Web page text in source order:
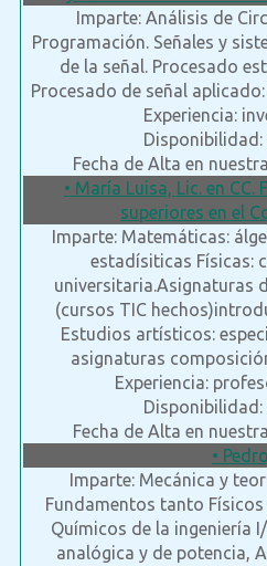
Imparte: Análisis de
Programación. Señales y
de la señal. Procesado
Procesado de señal
Experiencia:
Fecha de Alta en
• María Luisa, Lic. en
superiores en el
Imparte: Matemáticas:
estadísiticas Físicas:
universitaria.Asignaturas
(cursos TIC
Estudios artísticos:
asignaturas
Experiencia:
Disponibilidad:
Fecha de Alta en
•
Imparte: Mecánica y
Fundamentos tanto
Químicos de la ingeniería
analógica y de potencia,